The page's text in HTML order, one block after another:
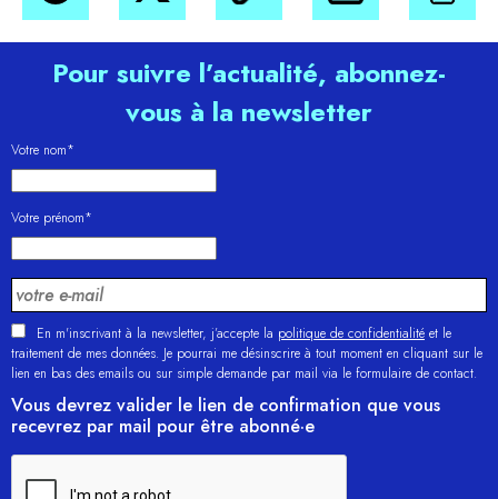
Pour suivre l’actualité, abonnez-
vous à la newsletter
Votre nom*
Votre prénom*
En m'inscrivant à la newsletter, j’accepte la politique de confidentialité et le
traitement de mes données. Je pourrai me désinscrire à tout moment en cliquant sur le
lien en bas des emails ou sur simple demande par mail via le formulaire de contact.
Vous devrez valider le lien de confirmation que vous
recevrez par mail pour être abonné·e